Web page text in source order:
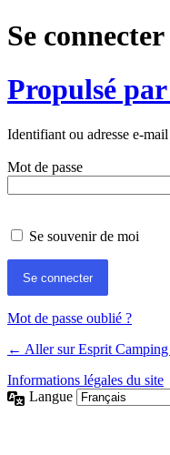
Se connecter
Propulsé
Identifiant ou adresse e-mail
Mot de passe
Se souvenir de moi
Mot de passe oublié ?
← Aller sur Esprit
Informations légales du site
Langue